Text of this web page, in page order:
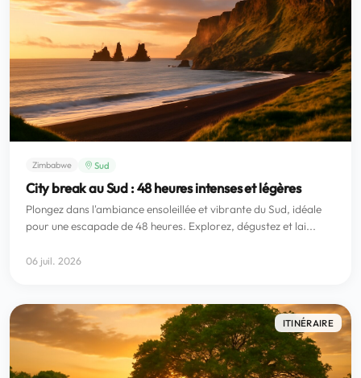
Zimbabwe Sud
City break au Sud : 48 heures intenses et légères
Plongez dans l'ambiance ensoleillée et vibrante du Sud, idéale
pour une escapade de 48 heures. Explorez, dégustez et lai...
06 juil. 2026
ITINÉRAIRE